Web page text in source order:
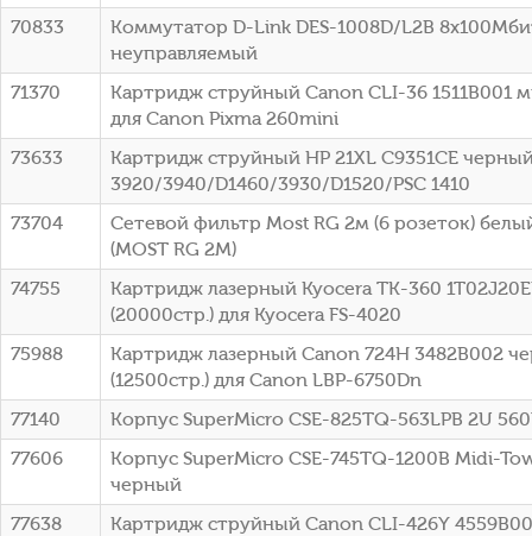
70833
Коммутатор D-Link DES-1008D/L2B
неуправляемый
71370
Картридж струйный Canon CLI-36 1511B001
для Canon Pixma 260mini
73633
Картридж струйный HP 21XL C9351CE
3920/3940/D1460/3930/D1520/PSC 1410
73704
Сетевой фильтр Most RG 2м (6 розеток)
(МОSТ RG 2М)
74755
Картридж лазерный Kyocera TK-360
(20000стр.) для Kyocera FS-4020
75988
Картридж лазерный Canon 724H 3482B002
(12500стр.) для Canon LBP-6750Dn
77140
Корпус SuperMicro CSE-825TQ-563LPB 2U
77606
Корпус SuperMicro CSE-745TQ-1200B Midi-
черный
77638
Картридж струйный Canon CLI-426Y